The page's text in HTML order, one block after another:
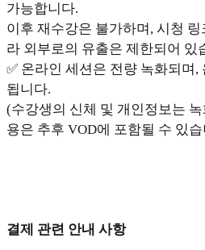
가능합니다.
이후 재수강은 불가하며, 시청
라 외부로의 유출은 제한되어 있
✅ 온라인 세션은 전량 녹화되며,
됩니다.
(수강생의 신체 및 개인정보는
용은 추후 VOD에 포함될 수 있
결제 관련 안내 사항